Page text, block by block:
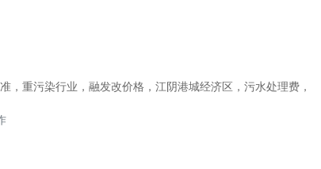
重污染行业，融发改价格，江阴港城经济区，污水处理费，